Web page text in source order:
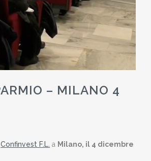
– MILANO 4
Confinvest F.L. a Milano, il 4 dicembre